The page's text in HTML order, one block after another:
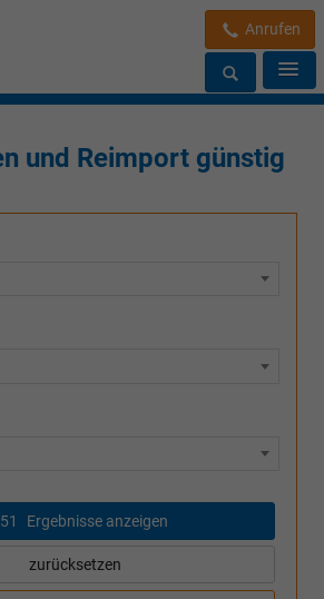
Anrufen
und Reimport günstig
Ergebnisse anzeigen
zurücksetzen